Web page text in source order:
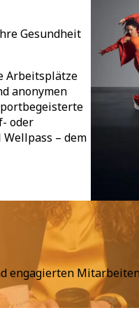
Gesundheit
Arbeitsplätze
anonymen
oder
– dem
engagierten